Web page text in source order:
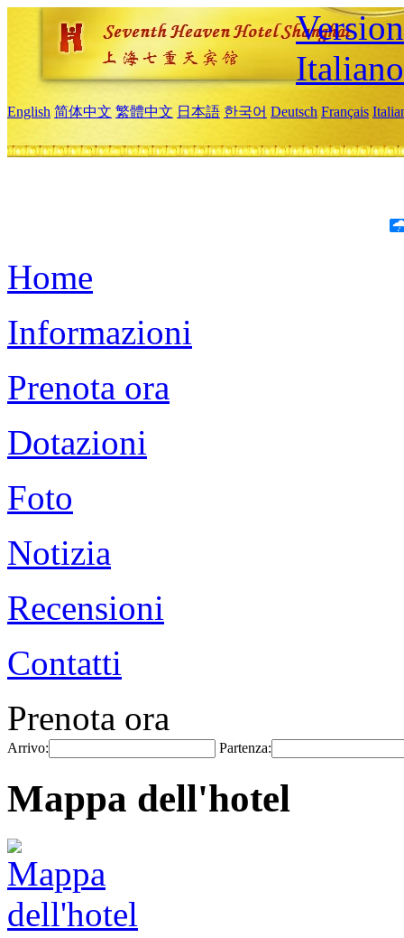
Italiano
English 简体中文 繁體中文 日本語 한국어 Deutsch Français
Home
Informazioni
Prenota ora
Dotazioni
Foto
Notizia
Recensioni
Contatti
Prenota ora
Arrivo: Partenza:
Mappa dell'hotel